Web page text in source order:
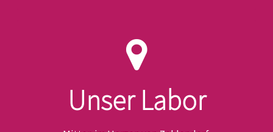
Unser Labor
HIER FINDEN SIE UNS